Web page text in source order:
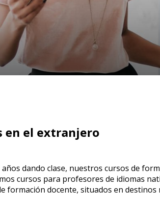
en el extranjero
dando clase, nuestros cursos de
cursos para profesores de idiomas
formación docente, situados en destinos